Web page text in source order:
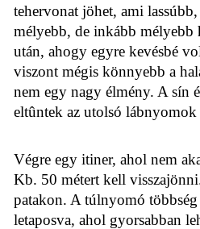
tehervonat jöhet, ami
mélyebb, de inkább
után, ahogy egyre kevésbé
viszont mégis könnyebb a
nem egy nagy élmény. A sín
eltûntek az utolsó
Végre egy itiner, ahol nem
Kb. 50 métert kell
patakon. A túlnyomó
letaposva, ahol gyorsabban